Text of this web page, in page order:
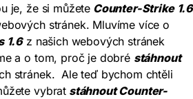
je, že si můžete Counter-Strike 1.6
stránek. Mluvíme více o
1.6z našich webových stránek
a o tom, proč je dobré stáhnout
stránek. Ale teď bychom chtěli
vybrat stáhnout Counter-